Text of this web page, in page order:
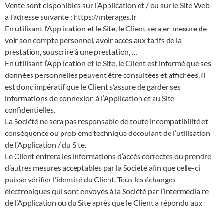
Vente sont disponibles sur l’Application et / ou sur le Site Web
à l’adresse suivante : https://interages.fr
En utilisant l’Application et le Site, le Client sera en mesure de
voir son compte personnel, avoir accès aux tarifs de la
prestation, souscrire à une prestation, …
En utilisant l’Application et le Site, le Client est informé que ses
données personnelles peuvent être consultées et affichées. Il
est donc impératif que le Client s’assure de garder ses
informations de connexion à l’Application et au Site
confidentielles.
La Société ne sera pas responsable de toute incompatibilité et
conséquence ou problème technique découlant de l’utilisation
de l’Application / du Site.
Le Client entrera les informations d’accès correctes ou prendre
d’autres mesures acceptables par la Société afin que celle-ci
puisse vérifier l’identité du Client. Tous les échanges
électroniques qui sont envoyés à la Société par l’intermédiaire
de l’Application ou du Site après que le Client a répondu aux